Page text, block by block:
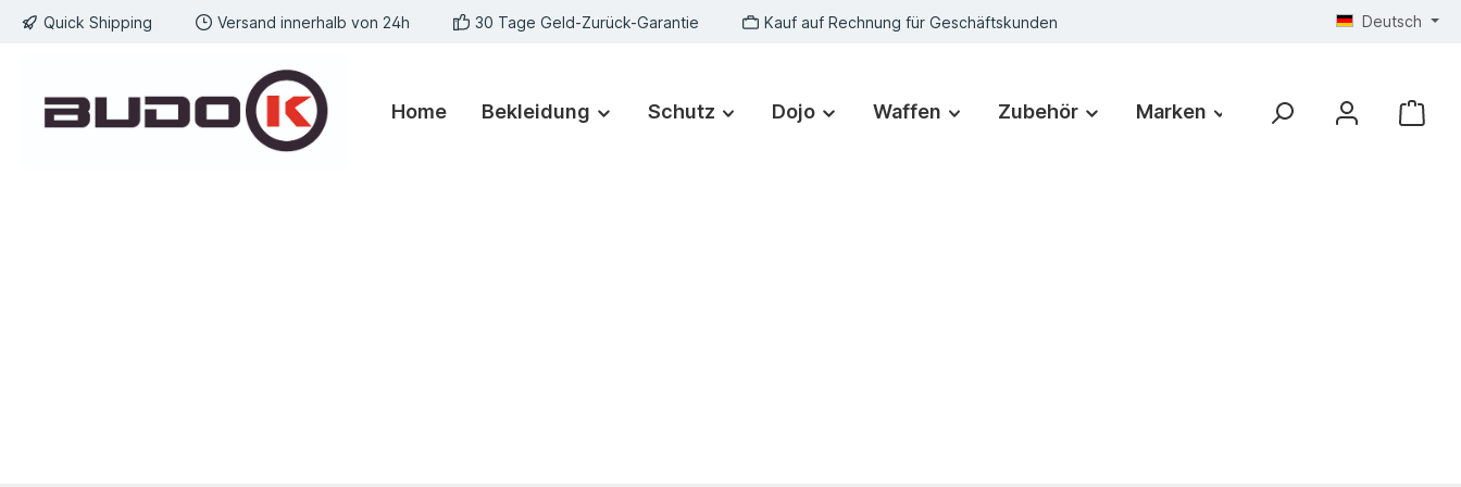
Zur Hauptnavigation springen
Quick Shipping Versand innerhalb von 24h 30 Tage Geld-Zurück-Garantie Kauf auf Rechnung für Geschäftskunden Deutsch
Home Bekleidung Schutz Dojo Waffen Zubehör Marken